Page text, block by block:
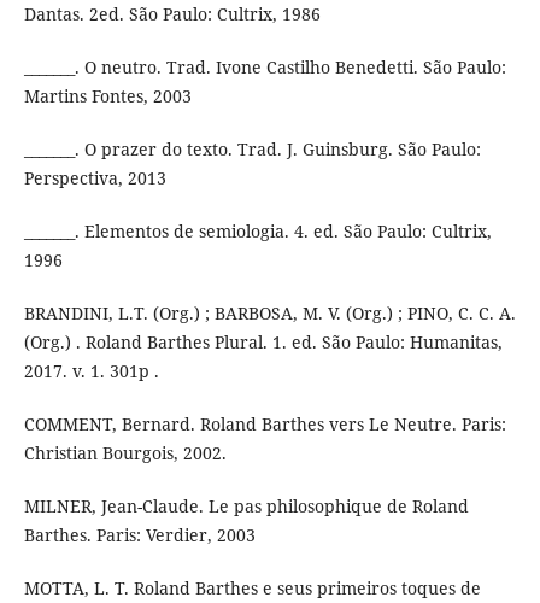
Dantas. 2ed. São Paulo: Cultrix, 1986
_______. O neutro. Trad. Ivone Castilho Benedetti. São Paulo:
Martins Fontes, 2003
_______. O prazer do texto. Trad. J. Guinsburg. São Paulo:
Perspectiva, 2013
_______. Elementos de semiologia. 4. ed. São Paulo: Cultrix,
1996
BRANDINI, L.T. (Org.) ; BARBOSA, M. V. (Org.) ; PINO, C. C. A.
(Org.) . Roland Barthes Plural. 1. ed. São Paulo: Humanitas,
2017. v. 1. 301p .
COMMENT, Bernard. Roland Barthes vers Le Neutre. Paris:
Christian Bourgois, 2002.
MILNER, Jean-Claude. Le pas philosophique de Roland
Barthes. Paris: Verdier, 2003
MOTTA, L. T. Roland Barthes e seus primeiros toques de